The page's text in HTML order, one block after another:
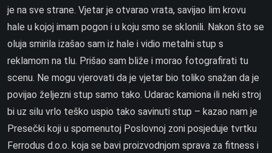
je na sve strane. Vjetar je otvarao vrata, savijao lim krovu
hale u kojoj imam pogon i u koju smo se sklonili. Nakon što se
oluja smirila izašao sam iz hale i vidio metalni stup s
reklamom na tlu. Prišao sam bliže i morao fotografirati tu
scenu. Ne mogu vjerovati da je vjetar bio toliko snažan da je
povijao željezni stup samo tako. Udarac kamiona ili neki stroj
bi uz silu vrlo teško uspio tako savinuti stup – kazao nam je
Presečki koji u spomenutoj Poslovnoj zoni posjeduje tvrtku
Ferrodus d.o.o. koja se bavi proizvodnjom sprava za fitness i